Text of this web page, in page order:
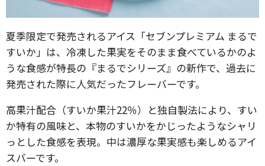
夏季限定で発売されるアイス「セブンプレミアム まるで
すいか」は、冷凍した果実をそのまま食べているかのよ
うな食感が特長の『まるでシリーズ』の新作で、過去に
発売された際に人気だったフレーバーです。
高果汁配合（すいか果汁22％）と独自製法により、すい
か特有の風味と、本物のすいかをかじったようなシャリ
っとした食感を表現。中は濃厚な果実感も楽しめるアイ
スバーです。